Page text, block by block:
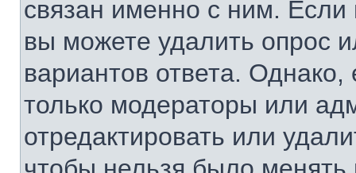
связан именно с ним. Если
вы можете удалить опрос
вариантов ответа. Однако,
только модераторы или
отредактировать или